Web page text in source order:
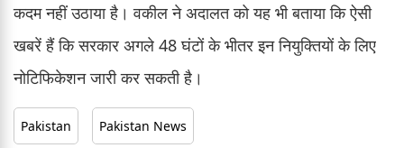
कदम नहीं उठाया है। वकील ने अदालत को यह भी बताया कि ऐसी
खबरें हैं कि सरकार अगले 48 घंटों के भीतर इन नियुक्तियों के लिए
नोटिफिकेशन जारी कर सकती है।
Pakistan Pakistan News